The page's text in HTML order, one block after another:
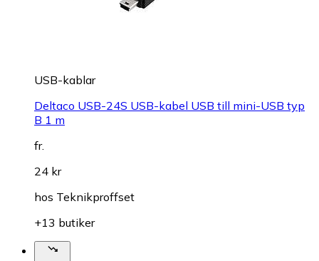
USB-kablar
Deltaco USB-24S USB-kabel USB till mini-USB typ
B 1 m
fr.
24 kr
hos Teknikproffset
+13 butiker